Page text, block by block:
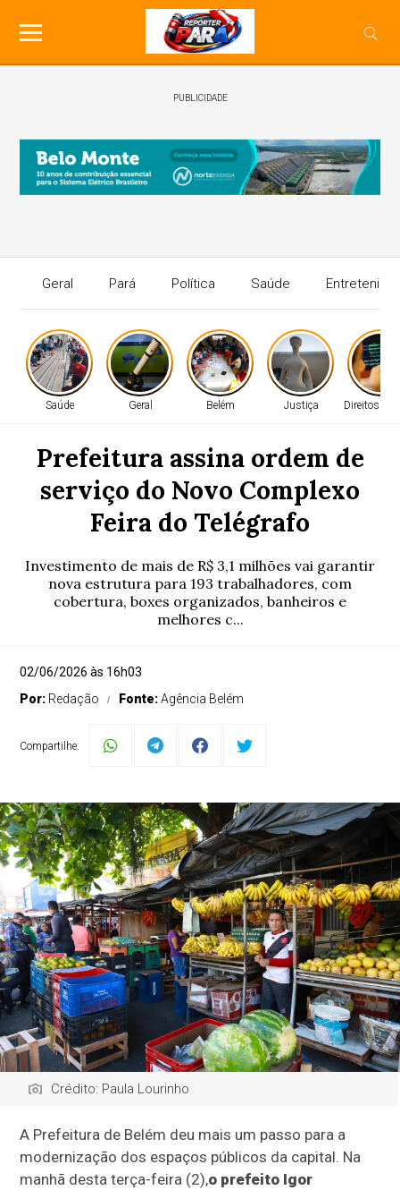
PUBLICIDADE
Geral Pará Política Saúde
Saúde Geral Belém Justiça Direitos
Prefeitura assina ordem de
serviço do Novo Complexo
Feira do Telégrafo
Investimento de mais de R$ 3,1 milhões vai garantir
nova estrutura para 193 trabalhadores, com
cobertura, boxes organizados, banheiros e
melhores c...
02/06/2026 às 16h03
Por: Redação Fonte:Agência Belém
Compartilhe:
Crédito: Paula Lourinho
A Prefeitura de Belém deu mais um passo para a
modernização dos espaços públicos da capital. Na
manhã desta terça-feira (2),o prefeito Igor